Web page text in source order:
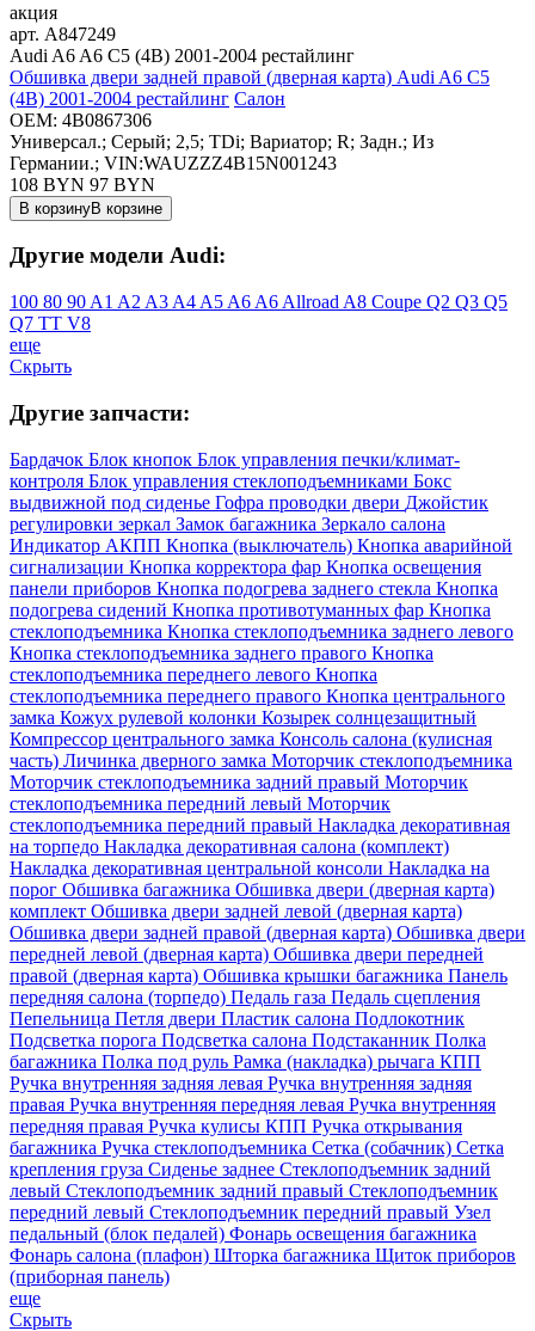
акция
арт. A847249
Audi A6 A6 C5 (4B) 2001-2004 рестайлинг
Обшивка двери задней правой (дверная карта) Audi A6 C5
(4B) 2001-2004 рестайлинг Салон
OEM: 4B0867306
Универсал.; Серый; 2,5; TDi; Вариатор; R; Задн.; Из
Германии.; VIN:WAUZZZ4B15N001243
108 BYN 97 BYN
В корзинуВ корзине
Другие модели Audi:
100 80 90 A1 A2 A3 A4 A5 A6 A6 Allroad A8 Coupe Q2 Q3 Q5
Q7 TT V8
еще
Скрыть
Другие запчасти:
Бардачок Блок кнопок Блок управления печки/климат-
контроля Блок управления стеклоподъемниками Бокс
выдвижной под сиденье Гофра проводки двери Джойстик
регулировки зеркал Замок багажника Зеркало салона
Индикатор АКПП Кнопка (выключатель) Кнопка аварийной
сигнализации Кнопка корректора фар Кнопка освещения
панели приборов Кнопка подогрева заднего стекла Кнопка
подогрева сидений Кнопка противотуманных фар Кнопка
стеклоподъемника Кнопка стеклоподъемника заднего левого
Кнопка стеклоподъемника заднего правого Кнопка
стеклоподъемника переднего левого Кнопка
стеклоподъемника переднего правого Кнопка центрального
замка Кожух рулевой колонки Козырек солнцезащитный
Компрессор центрального замка Консоль салона (кулисная
часть) Личинка дверного замка Моторчик стеклоподъемника
Моторчик стеклоподъемника задний правый Моторчик
стеклоподъемника передний левый Моторчик
стеклоподъемника передний правый Накладка декоративная
на торпедо Накладка декоративная салона (комплект)
Накладка декоративная центральной консоли Накладка на
порог Обшивка багажника Обшивка двери (дверная карта)
комплект Обшивка двери задней левой (дверная карта)
Обшивка двери задней правой (дверная карта) Обшивка двери
передней левой (дверная карта) Обшивка двери передней
правой (дверная карта) Обшивка крышки багажника Панель
передняя салона (торпедо) Педаль газа Педаль сцепления
Пепельница Петля двери Пластик салона Подлокотник
Подсветка порога Подсветка салона Подстаканник Полка
багажника Полка под руль Рамка (накладка) рычага КПП
Ручка внутренняя задняя левая Ручка внутренняя задняя
правая Ручка внутренняя передняя левая Ручка внутренняя
передняя правая Ручка кулисы КПП Ручка открывания
багажника Ручка стеклоподъемника Сетка (собачник) Сетка
крепления груза Сиденье заднее Стеклоподъемник задний
левый Стеклоподъемник задний правый Стеклоподъемник
передний левый Стеклоподъемник передний правый Узел
педальный (блок педалей) Фонарь освещения багажника
Фонарь салона (плафон) Шторка багажника Щиток приборов
(приборная панель)
еще
Скрыть